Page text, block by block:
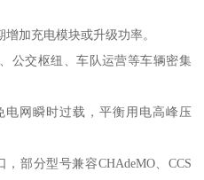
加充电模块或升级功率。
公交枢纽、车队运营等车辆密集
网瞬时过载，平衡用电高峰压
部分型号兼容CHAdeMO、CCS